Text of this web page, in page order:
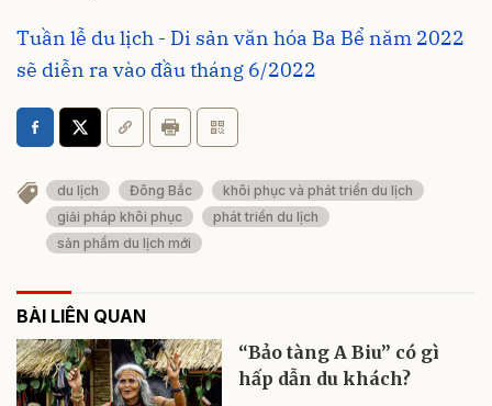
Tuần lễ du lịch - Di sản văn hóa Ba Bể năm 2022
sẽ diễn ra vào đầu tháng 6/2022
du lịch Đông Bắc
khôi phục và phát triển du lịch
giải pháp khôi phục
phát triển du lịch
sản phẩm du lịch mới
BÀI LIÊN QUAN
“Bảo tàng A Biu” có gì
hấp dẫn du khách?